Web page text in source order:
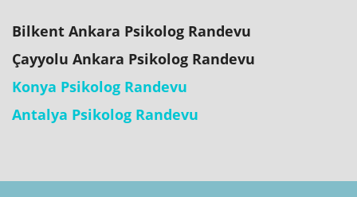
Bilkent Ankara Psikolog Randevu
Çayyolu Ankara Psikolog Randevu
Konya Psikolog Randevu
Antalya Psikolog Randevu